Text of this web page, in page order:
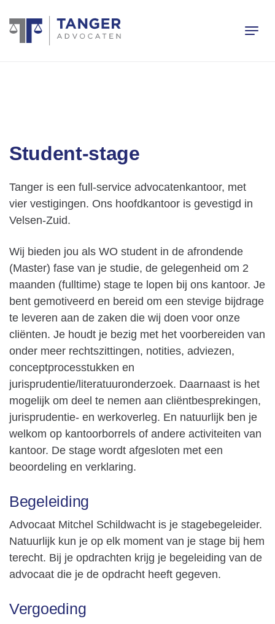
Student-stage
Tanger is een full-service advocatenkantoor, met
vier vestigingen. Ons hoofdkantoor is gevestigd in
Velsen-Zuid.
Wij bieden jou als WO student in de afrondende
(Master) fase van je studie, de gelegenheid om 2
maanden (fulltime) stage te lopen bij ons kantoor. Je
bent gemotiveerd en bereid om een stevige bijdrage
te leveren aan de zaken die wij doen voor onze
cliënten. Je houdt je bezig met het voorbereiden van
onder meer rechtszittingen, notities, adviezen,
conceptprocesstukken en
jurisprudentie/literatuuronderzoek. Daarnaast is het
mogelijk om deel te nemen aan cliëntbesprekingen,
jurisprudentie- en werkoverleg. En natuurlijk ben je
welkom op kantoorborrels of andere activiteiten van
kantoor. De stage wordt afgesloten met een
beoordeling en verklaring.
Begeleiding
Advocaat Mitchel Schildwacht is je stagebegeleider.
Natuurlijk kun je op elk moment van je stage bij hem
terecht. Bij je opdrachten krijg je begeleiding van de
advocaat die je de opdracht heeft gegeven.
Vergoeding